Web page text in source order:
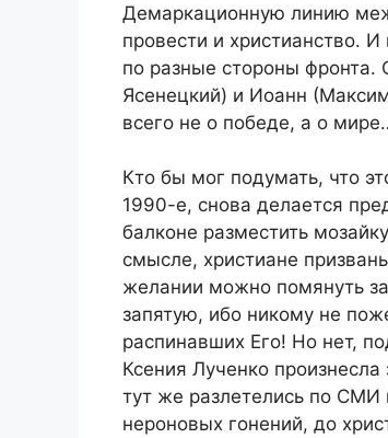
Демаркационную линию
провести и христианство.
по разные стороны фронта.
Ясенецкий) и Иоанн
всего не о победе, а о
Кто бы мог подумать, что
1990-е, снова делается
балконе разместить
смысле, христиане
желании можно помянуть
запятую, ибо никому не
распинавших Его! Но нет,
Ксения Лученко
тут же разлетелись по
нероновых гонений, до